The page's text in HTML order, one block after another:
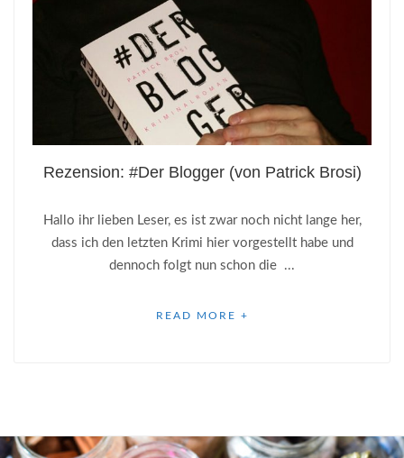
Rezension: #Der Blogger (von Patrick Brosi)
Hallo ihr lieben Leser, es ist zwar noch nicht lange her,
dass ich den letzten Krimi hier vorgestellt habe und
dennoch folgt nun schon die ...
READ MORE +